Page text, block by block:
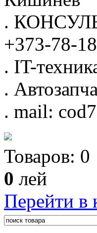
.
+373-78-
. IT-
.
. mail:
Товаров: 0
0 лей
Перейти в